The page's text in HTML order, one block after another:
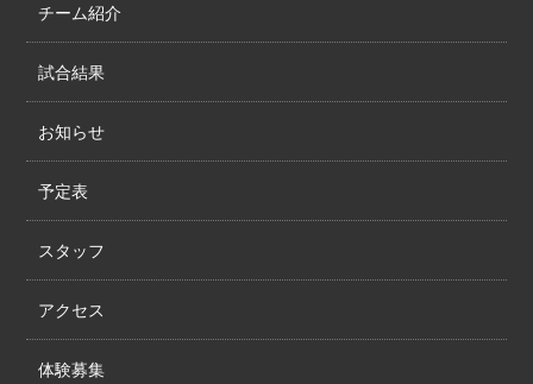
チーム紹介
試合結果
お知らせ
予定表
スタッフ
アクセス
体験募集